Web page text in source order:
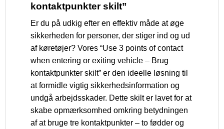
kontaktpunkter skilt”
Er du på udkig efter en effektiv måde at øge
sikkerheden for personer, der stiger ind og ud
af køretøjer? Vores “Use 3 points of contact
when entering or exiting vehicle – Brug
kontaktpunkter skilt” er den ideelle løsning til
at formidle vigtig sikkerhedsinformation og
undgå arbejdsskader. Dette skilt er lavet for at
skabe opmærksomhed omkring betydningen
af at bruge tre kontaktpunkter – to fødder og